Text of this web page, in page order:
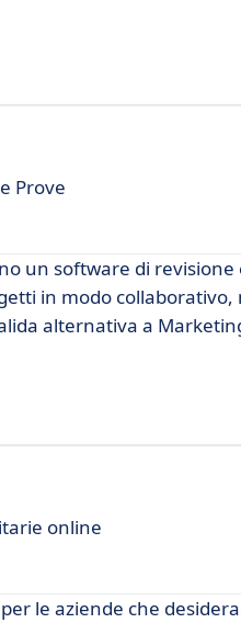
Prove
un software di
in modo
alternativa a
online
le aziende che